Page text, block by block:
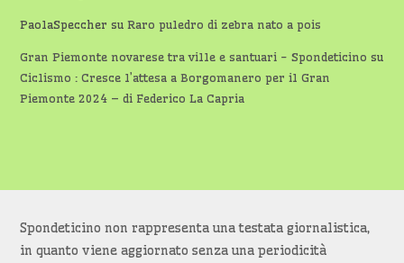
PaolaSpeccher suRaro puledro di zebra nato a pois
Gran Piemonte novarese tra ville e santuari - Spondeticino su
Ciclismo : Cresce l’attesa a Borgomanero per il Gran
Piemonte 2024 – di Federico La Capria
Spondeticino non rappresenta una testata giornalistica,
in quanto viene aggiornato senza una periodicità